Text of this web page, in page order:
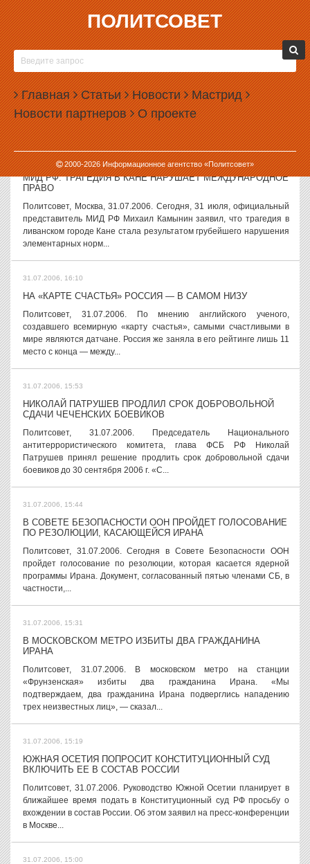
ПОЛИТСОВЕТ
Главная Статьи Новости Мастрид
Новости партнеров О проекте
2000-2026Информационное агентство «Политсовет»
31.07.2006, 16:20
В ГРУЗИИ ПОЛИТИЧЕСКИЙ ЭКСТРЕМИЗМ МОГУТ
ПРИРАВНЯТЬ К ИЗМЕНЕ РОДИНЕ
Политсовет, 31.07.2006. Грузинский парламент готовит поправки в
Уголовный кодекс в связи с событиями в Кодорском ущелье. По
инициативе парламентского комитета по юридическим вопросам
готовится...
31.07.2006, 16:18
МИД РФ: ТРАГЕДИЯ В КАНЕ НАРУШАЕТ МЕЖДУНАРОДНОЕ
ПРАВО
Политсовет, Москва, 31.07.2006. Сегодня, 31 июля, официальный
представитель МИД РФ Михаил Камынин заявил, что трагедия в
ливанском городе Кане стала результатом грубейшего нарушения
элементарных норм...
31.07.2006, 16:10
НА «КАРТЕ СЧАСТЬЯ» РОССИЯ — В САМОМ НИЗУ
Политсовет, 31.07.2006. По мнению английского ученого,
создавшего всемирную «карту счастья», самыми счастливыми в
мире являются датчане. Россия же заняла в его рейтинге лишь 11
место с конца — между...
31.07.2006, 15:53
НИКОЛАЙ ПАТРУШЕВ ПРОДЛИЛ СРОК ДОБРОВОЛЬНОЙ
СДАЧИ ЧЕЧЕНСКИХ БОЕВИКОВ
Политсовет, 31.07.2006. Председатель Национального
антитеррористического комитета, глава ФСБ РФ Николай
Патрушев принял решение продлить срок добровольной сдачи
боевиков до 30 сентября 2006 г. «С...
31.07.2006, 15:44
В СОВЕТЕ БЕЗОПАСНОСТИ ООН ПРОЙДЕТ ГОЛОСОВАНИЕ
ПО РЕЗОЛЮЦИИ, КАСАЮЩЕЙСЯ ИРАНА
Политсовет, 31.07.2006. Сегодня в Совете Безопасности ООН
пройдет голосование по резолюции, которая касается ядерной
программы Ирана. Документ, согласованный пятью членами СБ, в
частности,...
31.07.2006, 15:31
В МОСКОВСКОМ МЕТРО ИЗБИТЫ ДВА ГРАЖДАНИНА
ИРАНА
Политсовет, 31.07.2006. В московском метро на станции
«Фрунзенская» избиты два гражданина Ирана. «Мы
подтверждаем, два гражданина Ирана подверглись нападению
трех неизвестных лиц», — сказал...
31.07.2006, 15:19
ЮЖНАЯ ОСЕТИЯ ПОПРОСИТ КОНСТИТУЦИОННЫЙ СУД
ВКЛЮЧИТЬ ЕЕ В СОСТАВ РОССИИ
Политсовет, 31.07.2006. Руководство Южной Осетии планирует в
ближайшее время подать в Конституционный суд РФ просьбу о
вхождении в состав России. Об этом заявил на пресс-конференции
в Москве...
31.07.2006, 15:00